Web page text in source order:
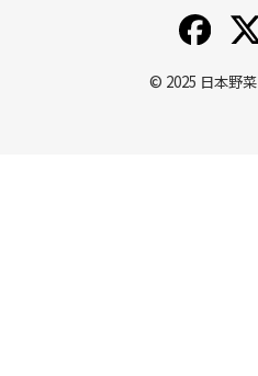
© 2025 日本野